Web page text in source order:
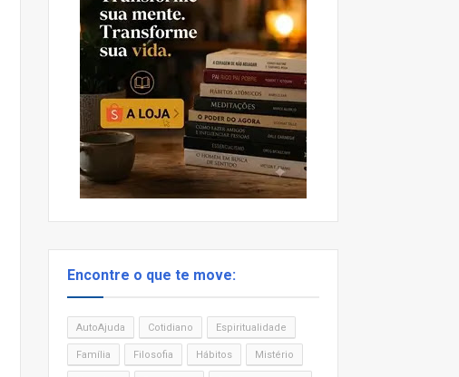
Encontre o que te move:
AutoAjuda Cotidiano Espiritualidade
Família Filosofia Hábitos Mistério